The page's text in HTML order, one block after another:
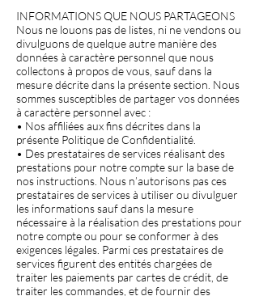
INFORMATIONS QUE NOUS PARTAGEONS
Nous ne louons pas de listes, ni ne vendons ou
divulguons de quelque autre manière des
données à caractère personnel que nous
collectons à propos de vous, sauf dans la
mesure décrite dans la présente section. Nous
sommes susceptibles de partager vos données
à caractère personnel avec :
• Nos affiliées aux fins décrites dans la
présente Politique de Confidentialité.
• Des prestataires de services réalisant des
prestations pour notre compte sur la base de
nos instructions. Nous n’autorisons pas ces
prestataires de services à utiliser ou divulguer
les informations sauf dans la mesure
nécessaire à la réalisation des prestations pour
notre compte ou pour se conformer à des
exigences légales. Parmi ces prestataires de
services figurent des entités chargées de
traiter les paiements par cartes de crédit, de
traiter les commandes, et de fournir des